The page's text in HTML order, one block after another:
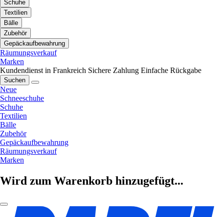
Schuhe
Textilien
Bälle
Zubehör
Gepäckaufbewahrung
Räumungsverkauf
Marken
Kundendienst in Frankreich Sichere Zahlung Einfache Rückgabe
Suchen
Neue
Schneeschuhe
Schuhe
Textilien
Bälle
Zubehör
Gepäckaufbewahrung
Räumungsverkauf
Marken
Wird zum Warenkorb hinzugefügt...